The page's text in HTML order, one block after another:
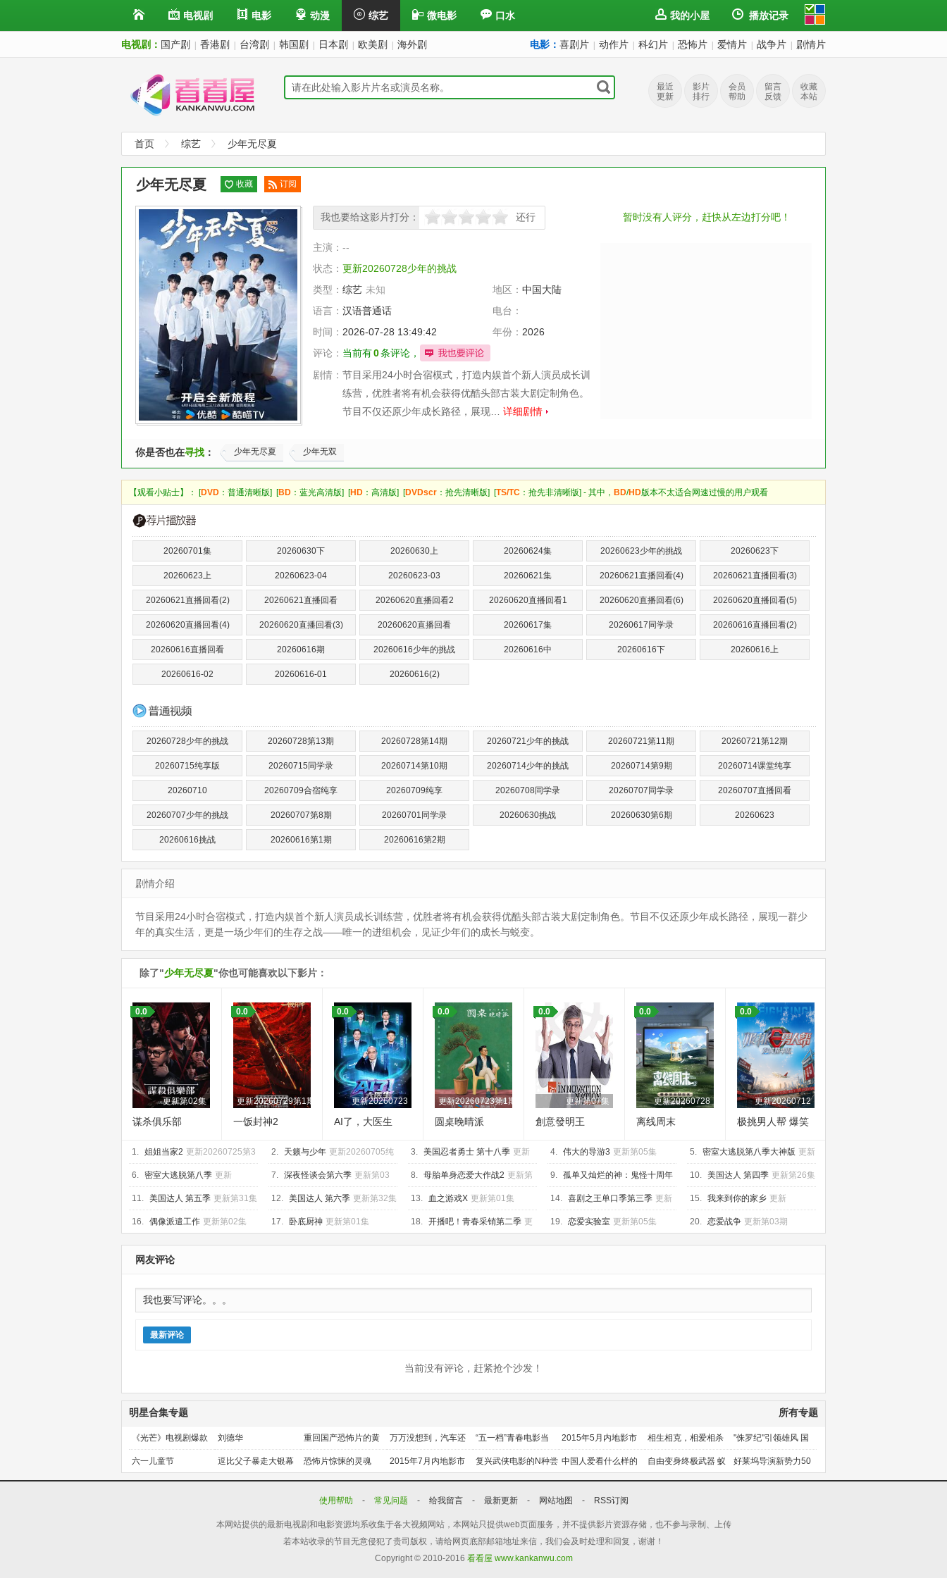
电视剧 电影 动漫 综艺 微电影 口水 我的小屋 播放记录
电视剧： 国产剧 香港剧 台湾剧 韩国剧 日本剧 欧美剧 海外剧 电影： 喜剧片 动作片 科幻片 恐怖片 爱情片 战争片 剧情片
最近
更新
影片
排行
会员
帮助
留言
反馈
收藏
本站
首页 综艺 少年无尽夏
暂时没有人评分，赶快从左边打分吧！
少年无尽夏 收藏
订阅
阅
我也要给这影片打分：
很差较差 还行推荐 力荐 还行
主演： --
状态： 更新20260728少年的挑战
类型： 综艺 未知 地区： 中国大陆
语言： 汉语普通话
电台：
时间： 2026-07-28 13:49:42 年份： 2026
评论： 当前有0条评论，
剧情： 节目采用24小时合宿模式，打造内娱首个新人演员成长训
练营，优胜者将有机会获得优酷头部古装大剧定制角色。
节目不仅还原少年成长路径，展现… 详细剧情
你是否也在寻找 ： 少年无尽夏 少年无双
【观看小贴士】： [DVD ：普通清晰版] [BD ：蓝光高清版] [HD ：高清版] [DVDscr ：抢先清晰版] [TS/TC ：抢先非清晰版] - 其中， BD/HD版本不太适合网速过慢的用户观看
20260701集 20260630下 20260630上 20260624集 20260623少年的挑战 20260623下
20260623上 20260623-04 20260623-03 20260621集 20260621直播回看(4) 20260621直播回看(3)
20260621直播回看(2) 20260621直播回看 20260620直播回看2 20260620直播回看1 20260620直播回看(6) 20260620直播回看(5)
20260620直播回看(4) 20260620直播回看(3) 20260620直播回看 20260617集 20260617同学录 20260616直播回看(2)
20260616直播回看 20260616期 20260616少年的挑战 20260616中 20260616下 20260616上
20260616-02 20260616-01 20260616(2)
20260728少年的挑战 20260728第13期 20260728第14期 20260721少年的挑战 20260721第11期 20260721第12期
20260715纯享版 20260715同学录 20260714第10期 20260714少年的挑战 20260714第9期 20260714课堂纯享
20260710 20260709合宿纯享 20260709纯享 20260708同学录 20260707同学录 20260707直播回看
20260707少年的挑战 20260707第8期 20260701同学录 20260630挑战 20260630第6期 20260623
20260616挑战 20260616第1期 20260616第2期
剧情介绍
节目采用24小时合宿模式，打造内娱首个新人演员成长训练营，优胜者将有机会获得优酷头部古装大剧定制角色。节目不仅还原少年成长路径，展现一群少
年的真实生活，更是一场少年们的生存之战——唯一的进组机会，见证少年们的成长与蜕变。
除了"少年无尽夏"你也可能喜欢以下影片：
更新第02集
0.0
谋杀俱乐部
更新20260729第1期上美食竞技纯享版
0.0
一饭封神2
更新20260723
0.0
AI了，大医生
更新20260723第1期
0.0
圆桌晚晴派
更新第07集
0.0
創意發明王
更新20260728
0.0
离线周末
更新20260712
0.0
极挑男人帮 爆笑
1. 姐姐当家2 更新20260725第3
期上
2. 天籁与少年 更新20260705纯
享版
3. 美国忍者勇士 第十八季 更新
第02集
4. 伟大的导游3 更新第05集 5. 密室大逃脱第八季大神版 更新
20260729大神版第2期下
6. 密室大逃脱第八季 更新
20260729第2期上
7. 深夜怪谈会第六季 更新第03
集
8. 母胎单身恋爱大作战2 更新第
10集
9. 孤单又灿烂的神：鬼怪十周年
特辑 更新第04集
10. 美国达人 第四季 更新第26集
11. 美国达人 第五季 更新第31集 12. 美国达人 第六季 更新第32集 13. 血之游戏X 更新第01集 14. 喜剧之王单口季第三季 更新
320260705第1期加更
15. 我来到你的家乡 更新
20260628第4期
16. 偶像派遣工作 更新第02集 17. 卧底厨神 更新第01集 18. 开播吧！青春采销第二季 更
新20260710第23期
19. 恋爱实验室 更新第05集 20. 恋爱战争 更新第03期
网友评论
最新评论
当前没有评论，赶紧抢个沙发！
所有专题
明星合集专题
《光芒》电视剧爆款
预定！
刘德华 重回国产恐怖片的黄
金时代
万万没想到，汽车还
能干这个？
“五一档”青春电影当
道
2015年5月内地影市
前瞻
相生相克，相爱相杀 "侏罗纪"引领雄风 国
产片下旬逆袭
六一儿童节 逗比父子暴走大银幕 恐怖片惊悚的灵魂 2015年7月内地影市
前瞻
复兴武侠电影的N种尝
试
中国人爱看什么样的
喜剧？
自由变身终极武器 蚁
人能力使用者大盘点
好莱坞导演新势力50
人上篇
使用帮助
- 常见问题 - 给我留言 - 最新更新 - 网站地图 - RSS订阅
本网站提供的最新电视剧和电影资源均系收集于各大视频网站，本网站只提供web页面服务，并不提供影片资源存储，也不参与录制、上传
若本站收录的节目无意侵犯了贵司版权，请给网页底部邮箱地址来信，我们会及时处理和回复，谢谢！
Copyright © 2010-2016 看看屋 www.kankanwu.com